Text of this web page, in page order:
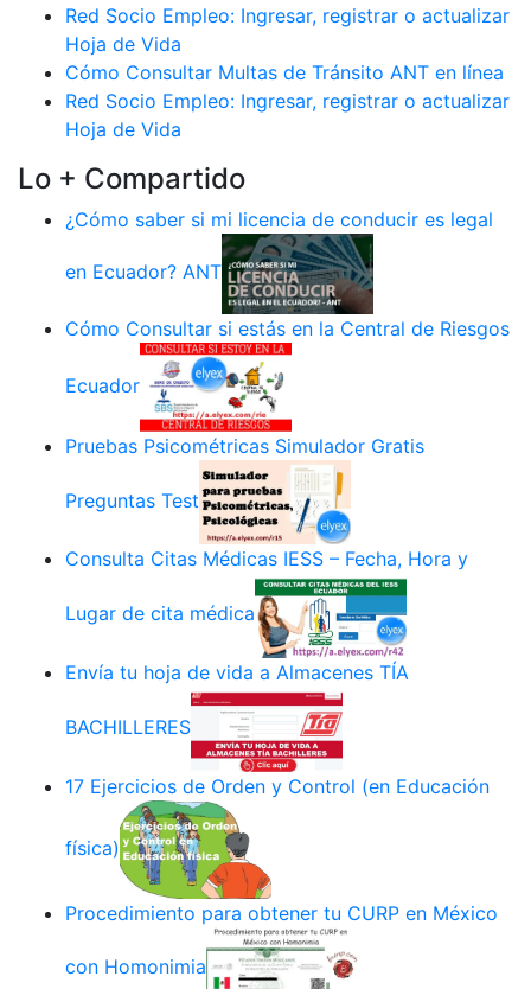
Red Socio Empleo: Ingresar, registrar o actualizar
Hoja de Vida
Cómo Consultar Multas de Tránsito ANT en línea
Red Socio Empleo: Ingresar, registrar o actualizar
Hoja de Vida
Lo + Compartido
¿Cómo saber si mi licencia de conducir es legal
en Ecuador? ANT
Cómo Consultar si estás en la Central de Riesgos
Ecuador
Pruebas Psicométricas Simulador Gratis
Preguntas Test
Consulta Citas Médicas IESS – Fecha, Hora y
Lugar de cita médica
Envía tu hoja de vida a Almacenes TÍA
BACHILLERES
17 Ejercicios de Orden y Control (en Educación
física)
Procedimiento para obtener tu CURP en México
con Homonimia